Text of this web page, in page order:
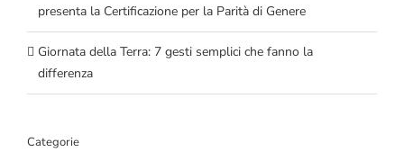
presenta la Certificazione per la Parità di Genere
Giornata della Terra: 7 gesti semplici che fanno la
differenza
Categorie